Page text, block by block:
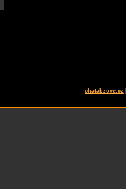
chatabzove.cz